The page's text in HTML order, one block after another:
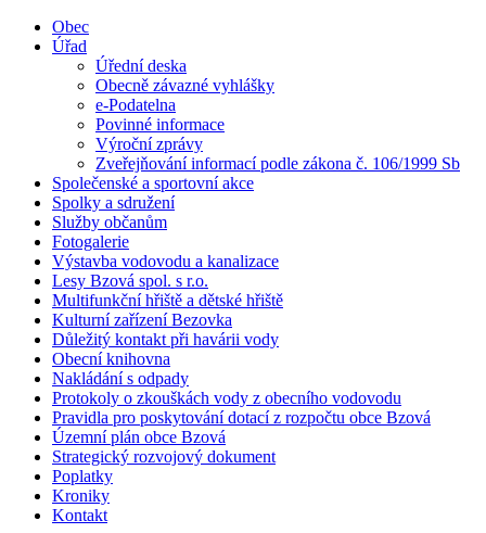
Obec
Úřad
Úřední deska
Obecně závazné vyhlášky
e-Podatelna
Povinné informace
Výroční zprávy
Zveřejňování informací podle zákona č. 106/1999 Sb
Společenské a sportovní akce
Spolky a sdružení
Služby občanům
Fotogalerie
Výstavba vodovodu a kanalizace
Lesy Bzová spol. s r.o.
Multifunkční hřiště a dětské hřiště
Kulturní zařízení Bezovka
Důležitý kontakt při havárii vody
Obecní knihovna
Nakládání s odpady
Protokoly o zkouškách vody z obecního vodovodu
Pravidla pro poskytování dotací z rozpočtu obce Bzová
Územní plán obce Bzová
Strategický rozvojový dokument
Poplatky
Kroniky
Kontakt